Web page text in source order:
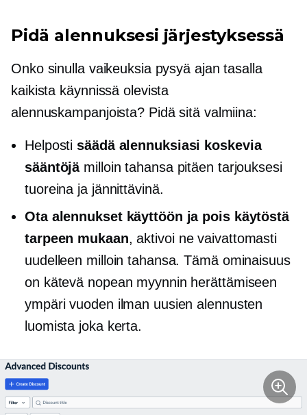
Pidä alennuksesi järjestyksessä
Onko sinulla vaikeuksia pysyä ajan tasalla
kaikista käynnissä olevista
alennuskampanjoista? Pidä sitä valmiina:
Helpostisäädä alennuksiasi koskevia
sääntöjämilloin tahansa pitäen tarjouksesi
tuoreina ja jännittävinä.
Ota alennukset käyttöön ja pois käytöstä
tarpeen mukaan, aktivoi ne vaivattomasti
uudelleen milloin tahansa. Tämä ominaisuus
on kätevä nopean myynnin herättämiseen
ympäri vuoden ilman uusien alennusten
luomista joka kerta.